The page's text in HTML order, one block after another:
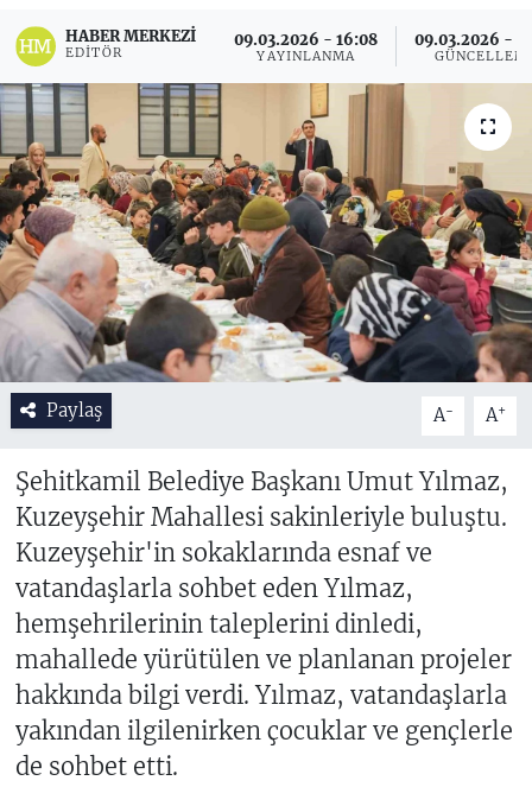
HABER MERKEZI
EDITÖR
09.03.2026 - 16:08
YAYINLANMA
09.03.2026 -
Paylaş A- A+
Şehitkamil Belediye Başkanı Umut Yılmaz,
Kuzeyşehir Mahallesi sakinleriyle buluştu.
Kuzeyşehir'in sokaklarında esnaf ve
vatandaşlarla sohbet eden Yılmaz,
hemşehrilerinin taleplerini dinledi,
mahallede yürütülen ve planlanan projeler
hakkında bilgi verdi. Yılmaz, vatandaşlarla
yakından ilgilenirken çocuklar ve gençlerle
de sohbet etti.